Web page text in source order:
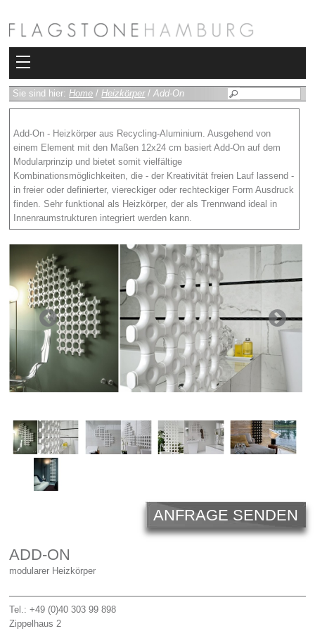
Kollektionen
Bad
Heizkörper
Fliesen
Sauna und Hamam
Kamin
Rimadesio
Licht
Carl Hansen
Outlet
Sie sind hier: Home / Heizkörper /Add-On
Add-On - Heizkörper aus Recycling-Aluminium. Ausgehend von
einem Element mit den Maßen 12x24 cm basiert Add-On auf dem
Modularprinzip und bietet somit vielfältige
Kombinationsmöglichkeiten, die - der Kreativität freien Lauf lassend -
in freier oder definierter, viereckiger oder rechteckiger Form Ausdruck
finden. Sehr funktional als Heizkörper, der als Trennwand ideal in
Innenraumstrukturen integriert werden kann.
ANFRAGE SENDEN
ADD-ON
modularer Heizkörper
Tel.: +49 (0)40 303 99 898
Zippelhaus 2